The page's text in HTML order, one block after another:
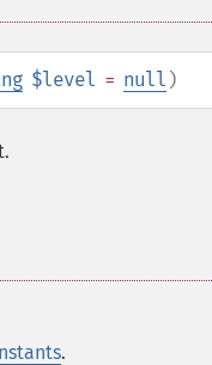
$level = null )
.